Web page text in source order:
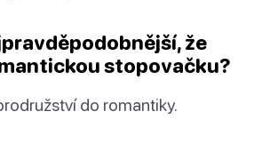
že
stopovačku?
do romantiky.